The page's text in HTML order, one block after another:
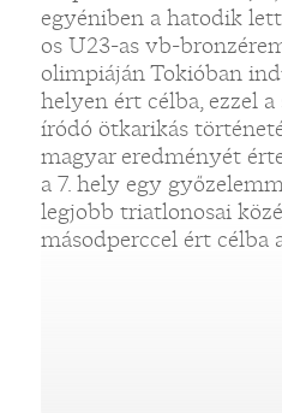
egyéniben a hatodik
os U23-as vb-
olimpiáján Tokióban
helyen ért célba, ezzel
íródó ötkarikás
magyar eredményét
a 7. hely egy
legjobb triatlonosai
másodperccel ért célba